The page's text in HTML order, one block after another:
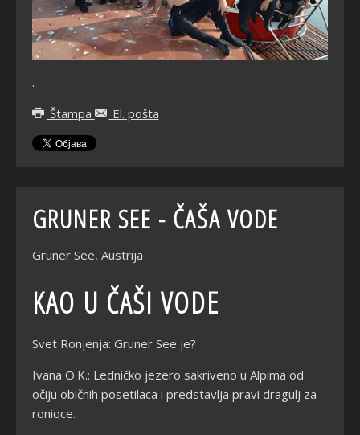
.
Štampa
El. pošta
GRUNER SEE - ČAŠA VODE
Gruner See, Austrija
KAO U ČAŠI VODE
Svet Ronjenja: Gruner See je?
Ivana O.K.: Ledničko jezero sakriveno u Alpima od
očiju običnih posetilaca i predstavlja pravi dragulj za
ronioce.